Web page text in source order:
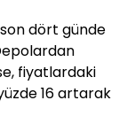
dört günde
fiyatlardaki
16 artarak